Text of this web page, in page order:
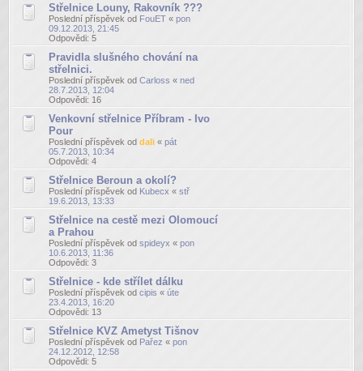
Střelnice Louny, Rakovník ???
Poslední příspěvek od FouET « pon
09.12.2013, 21:45
Odpovědi: 5
Pravidla slušného chování na
střelnici.
Poslední příspěvek od Carloss « ned
28.7.2013, 12:04
Odpovědi: 16
Venkovní střelnice Příbram - Ivo
Pour
Poslední příspěvek od dali « pát
05.7.2013, 10:34
Odpovědi: 4
Střelnice Beroun a okolí?
Poslední příspěvek od Kubecx « stř
19.6.2013, 13:33
Střelnice na cestě mezi Olomoucí
a Prahou
Poslední příspěvek od spideyx « pon
10.6.2013, 11:36
Odpovědi: 3
Střelnice - kde střílet dálku
Poslední příspěvek od cipis « úte
23.4.2013, 16:20
Odpovědi: 13
Střelnice KVZ Ametyst Tišnov
Poslední příspěvek od Pařez « pon
24.12.2012, 12:58
Odpovědi: 5